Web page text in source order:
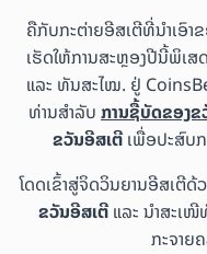
ຄືກັບກະຕ່າຍອີສເຕີທີ່ນຳເອົາ
ເຮັດໃຫ້ການສະຫຼອງປີນີ້ພິເ
ແລະ ທັນສະໄໝ. ຢູ່
ທ່ານສຳລັບການຊື້ບັດຂອງ
ຂວັນອີສເຕີເພື່ອປະສົບ
ໂດດເຂົ້າສູ່ຈິດວິນຍານອີສເຕີ
ຂວັນອີສເຕີແລະ ນຳສະເໜີ
ກະຈາຍ